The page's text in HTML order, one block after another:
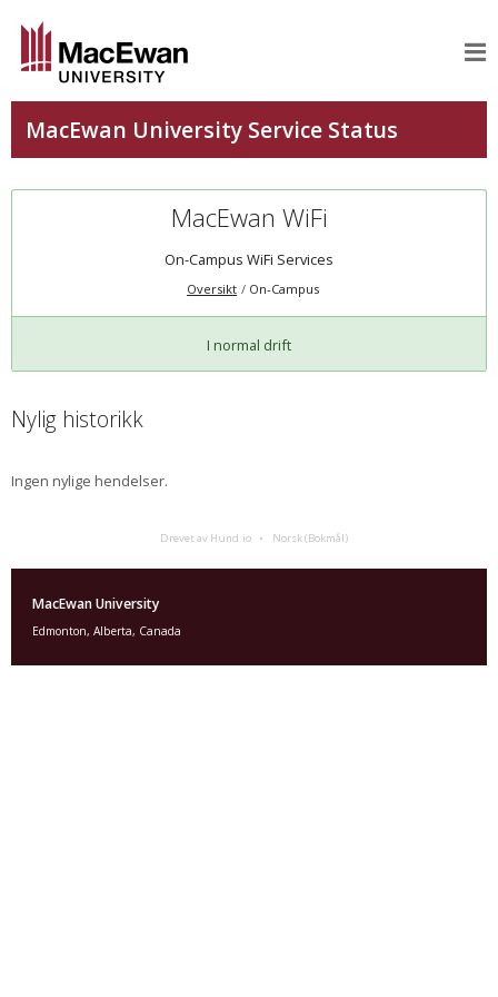
MacEwan WiFi
On-Campus WiFi Services
Oversikt On-Campus
I normal drift
Nylig historikk
Ingen nylige hendelser.
Drevet av Hund.io Norsk (Bokmål)
MacEwan University
Edmonton, Alberta, Canada